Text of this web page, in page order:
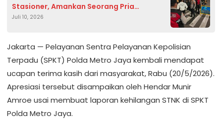
Stasioner, Amankan Seorang Pria
Pembawa Obat Daftar G
Juli 10, 2026
Jakarta — Pelayanan Sentra Pelayanan Kepolisian
Terpadu (SPKT) Polda Metro Jaya kembali mendapat
ucapan terima kasih dari masyarakat, Rabu (20/5/2026).
Apresiasi tersebut disampaikan oleh Hendar Munir
Amroe usai membuat laporan kehilangan STNK di SPKT
Polda Metro Jaya.